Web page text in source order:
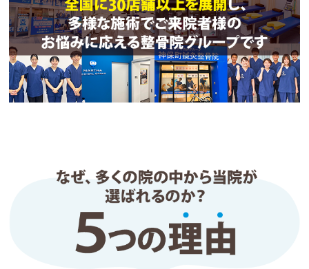
担当の海寳先生には感謝しかありません。
他の先生方も明るく元気な方ばかりで雰囲気も良い
です♪
そして１階がスーパーで駐車場もあるので仕事帰り
に行っても便利です。
日曜日も診療しているので助かっています。
整形外科で右腕の痺れの診断は受けて、しばらく投
薬治療をしておりましたが、ゴルフで右腕の痺れと
痛みが悪化し、日曜日でしたが、急に伺ったにも関
わらず、すぐに対応して頂き助かりました。
診断の結果、猫背、巻き肩が原因との事。元々、巻
き肩に悩んでましたが、痺れにまで出てくるとは思